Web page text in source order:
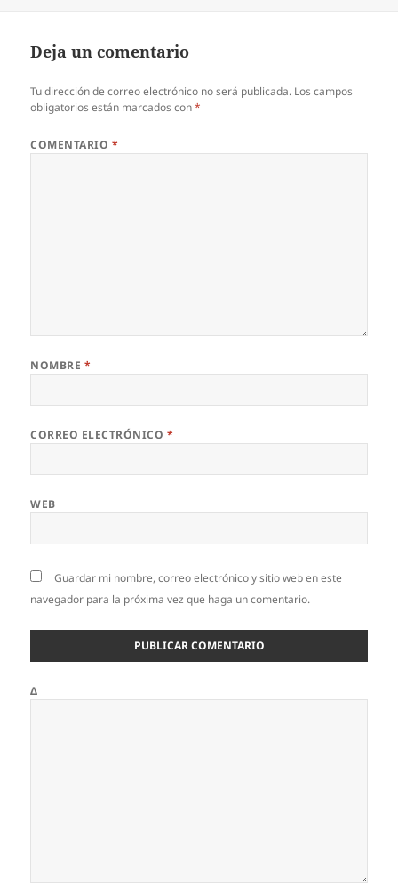
Deja un comentario
Tu dirección de correo electrónico no será publicada. Los campos
obligatorios están marcados con*
COMENTARIO *
NOMBRE *
CORREO ELECTRÓNICO *
WEB
Guardar mi nombre, correo electrónico y sitio web en este
navegador para la próxima vez que haga un comentario.
Δ